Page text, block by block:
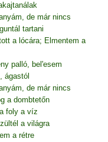
de már nincs
tartani
a lócára; Elmentem a
palló, bel'esem
ágastól
de már nincs
a dombtetőn
foly a víz
a világra
a rétre